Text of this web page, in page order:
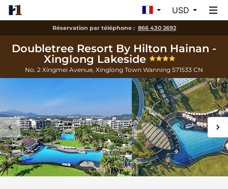
USD
Réservation par téléphone : 866 430 2692
Doubletree Resort By Hilton Hainan -
Xinglong Lakeside
No. 2 Xingmei Avenue, Xinglong Town Wanning 571533 CN